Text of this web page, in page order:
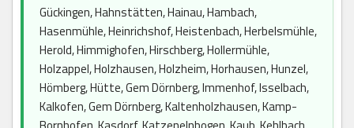
Gückingen, Hahnstätten, Hainau, Hambach,
Hasenmühle, Heinrichshof, Heistenbach, Herbelsmühle,
Herold, Himmighofen, Hirschberg, Hollermühle,
Holzappel, Holzhausen, Holzheim, Horhausen, Hunzel,
Hömberg, Hütte, Gem Dörnberg, Immenhof, Isselbach,
Kalkofen, Gem Dörnberg, Kaltenholzhausen, Kamp-